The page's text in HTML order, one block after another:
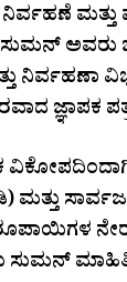
ನಿರ್ವಹಣೆ
ಅವರು
ನಿರ್ವಹಣಾ
ಜ್ಞಾಪಕ
ಮಾಹಿತಿ